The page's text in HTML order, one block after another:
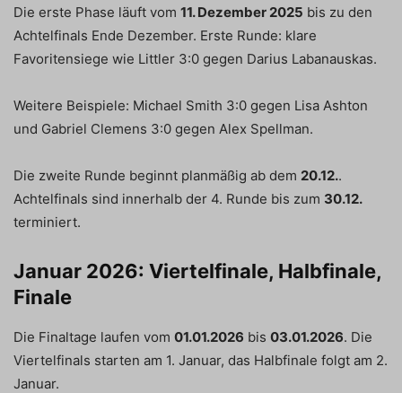
Die erste Phase läuft vom 11. Dezember 2025 bis zu den
Achtelfinals Ende Dezember. Erste Runde: klare
Favoritensiege wie Littler 3:0 gegen Darius Labanauskas.
Weitere Beispiele: Michael Smith 3:0 gegen Lisa Ashton
und Gabriel Clemens 3:0 gegen Alex Spellman.
Die zweite Runde beginnt planmäßig ab dem 20.12..
Achtelfinals sind innerhalb der 4. Runde bis zum 30.12.
terminiert.
Januar 2026: Viertelfinale, Halbfinale,
Finale
Die Finaltage laufen vom 01.01.2026 bis 03.01.2026. Die
Viertelfinals starten am 1. Januar, das Halbfinale folgt am 2.
Januar.